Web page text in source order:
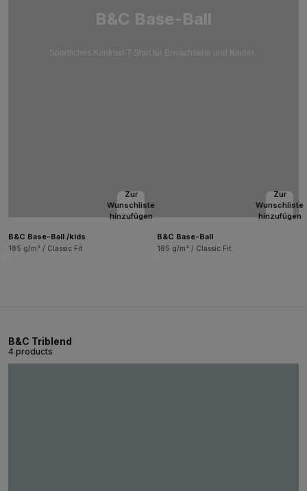
B&C Base-Ball
Sportliches Kontrast-T-Shirt für Erwachsene und Kinder.
Zur
Wunschliste
hinzufügen
B&C Base-Ball /kids
185 g/m² / Classic Fit
Zur
Wunschliste
hinzufügen
B&C Base-Ball
185 g/m² / Classic Fit
B&C Triblend
4 products